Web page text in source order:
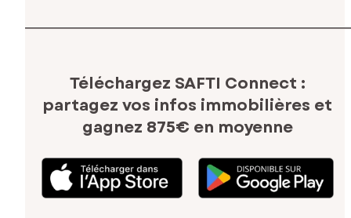
Téléchargez SAFTI Connect :
partagez vos infos immobilières et
gagnez 875€ en moyenne